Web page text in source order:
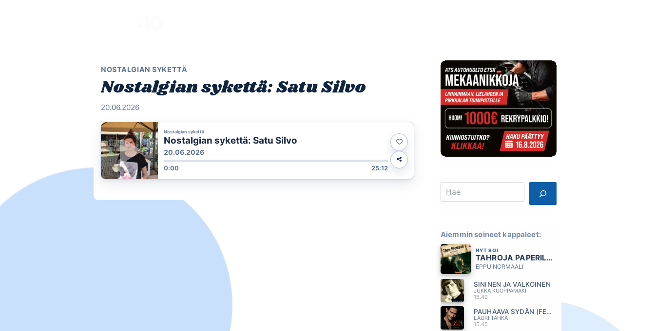
NOSTALGIAN SYKETTÄ
Nostalgian sykettä: Satu Silvo
20.06.2026
Nostalgian sykettä
Nostalgian sykettä: Satu Silvo
20.06.2026
0:00 25:12
Search
Aiemmin soineet kappaleet:
NYT SOI
TAHROJA PAPERILLA
EPPU NORMAALI
SININEN JA VALKOINEN
JUKKA KUOPPAMÄKI
15.49
PAUHAAVA SYDÄN (FEAT ELONKERJUU)
LAURI TÄHKÄ
15.45